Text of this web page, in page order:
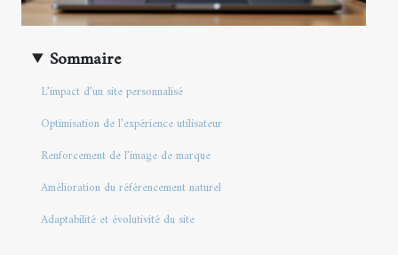
Sommaire
L’impact d’un site personnalisé
Optimisation de l’expérience utilisateur
Renforcement de l’image de marque
Amélioration du référencement naturel
Adaptabilité et évolutivité du site